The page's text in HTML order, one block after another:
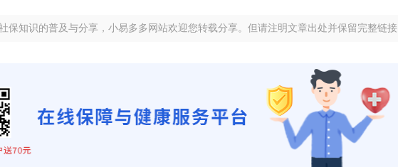
保知识的普及与分享，小易多多网站欢迎您转载分享。但请注明文章出处并保留完整链接